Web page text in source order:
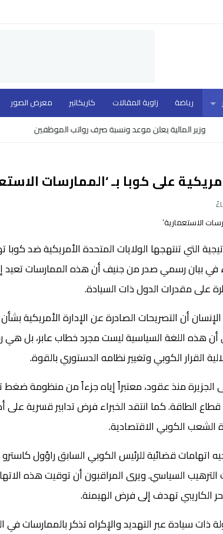
رياضة زاوية المقالات كاريكاتير معرض الصور
المالية يعلن موعد ونسبة صرف رواتب الموظفين
على كوبا بـ ‘الممارسات
التي تنتهجها الولايات المتحدة الأمريكية ضد
في بيان رسمي صدر من جنيف أن هذه الممارسات تعيد
على مقدرات الدول ذات السيادة.
أن التصريحات الصادرة عن الإدارة الأمريكية
هذه اللغة السياسية ليست مجرد خطاب عابر، بل هي
الكوبي وتغيير نظامه الدستوري بالقوة.
الجزيرة منذ عقود، معتبراً إياه جزءاً من منظومة
الطاقة. كما انتقد الخبراء فرض تدابير قسرية على
الشعب الكوبي الاقتصادية.
اتهامات قضائية للرئيس الكوبي السابق راؤول
السياسي. ويرى المراقبون أن توقيت هذه
الكاريبي تهدف إلى فرض الهيمنة.
ذات سيادة عبر التهديد والإكراه تذكر بالممارسات في